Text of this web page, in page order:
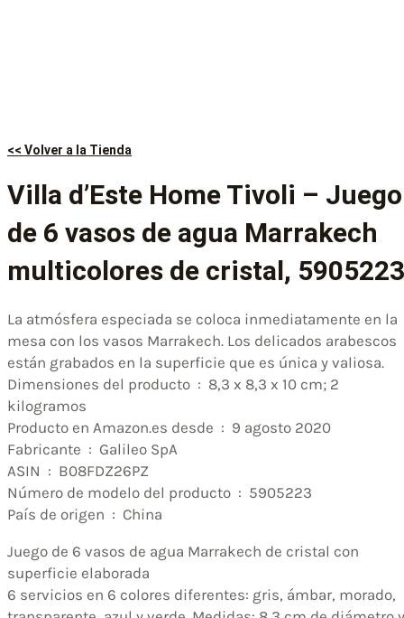
<< Volver a la Tienda
Villa d’Este Home Tivoli – Juego
de 6 vasos de agua Marrakech
multicolores de cristal, 5905223
La atmósfera especiada se coloca inmediatamente en la
mesa con los vasos Marrakech. Los delicados arabescos
están grabados en la superficie que es única y valiosa.
Dimensiones del producto ‏ : ‎ 8,3 x 8,3 x 10 cm; 2
kilogramos
Producto en Amazon.es desde ‏ : ‎ 9 agosto 2020
Fabricante ‏ : ‎ Galileo SpA
ASIN ‏ : ‎ B08FDZ26PZ
Número de modelo del producto ‏ : ‎ 5905223
País de origen ‏ : ‎ China
Juego de 6 vasos de agua Marrakech de cristal con
superficie elaborada
6 servicios en 6 colores diferentes: gris, ámbar, morado,